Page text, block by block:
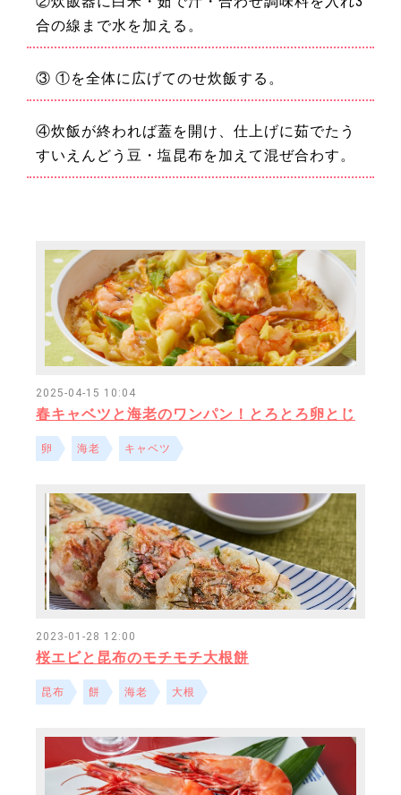
合の線まで水を加える。
③ ①を全体に広げてのせ炊飯する。
④炊飯が終われば蓋を開け、仕上げに茹でたう
すいえんどう豆・塩昆布を加えて混ぜ合わす。
2025-04-15 10:04
春キャベツと海老のワンパン！とろとろ卵とじ
卵 海老 キャベツ
2023-01-28 12:00
桜エビと昆布のモチモチ大根餅
昆布 餅 海老 大根